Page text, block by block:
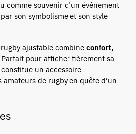
comme souvenir d’un événement
son symbolisme et son style
ajustable combine confort,
Parfait pour afficher fièrement sa
un accessoire
de rugby en quête d’un